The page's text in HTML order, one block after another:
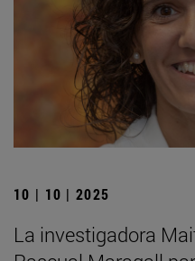
10 | 10 | 2025
La investigadora